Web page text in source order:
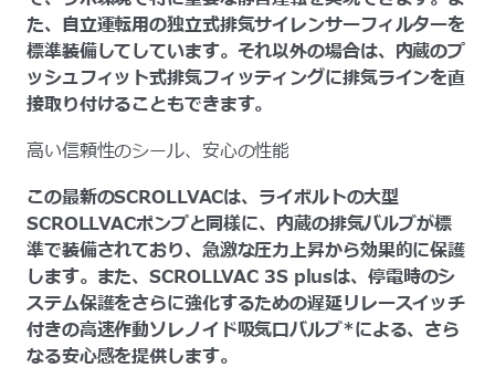
た、自立運転用の独立式排気サイレンサーフィルターを
標準装備してしています。それ以外の場合は、内蔵のプ
ッシュフィット式排気フィッティングに排気ラインを直
接取り付けることもできます。
高い信頼性のシール、安心の性能
この最新のSCROLLVACは、ライボルトの大型
SCROLLVACポンプと同様に、内蔵の排気バルブが標
準で装備されており、急激な圧力上昇から効果的に保護
します。また、SCROLLVAC 3S plusは、停電時のシ
ステム保護をさらに強化するための遅延リレースイッチ
付きの高速作動ソレノイド吸気口バルブ*による、さら
なる安心感を提供します。